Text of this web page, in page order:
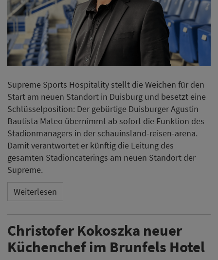
gesamten Stadioncaterings am neuen Standort der
Supreme.
Weiterlesen
Christofer Kokoszka neuer
Küchenchef im Brunfels Hotel